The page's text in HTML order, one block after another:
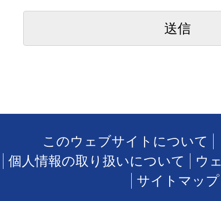
このウェブサイトについて
個人情報の取り扱いについて
ウ
サイトマップ